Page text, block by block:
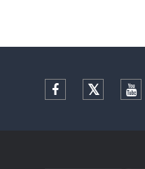
Facebook Twitter